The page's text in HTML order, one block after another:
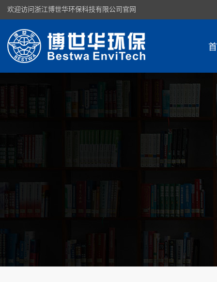
欢迎访问浙江博世华环保科技有限公司官网